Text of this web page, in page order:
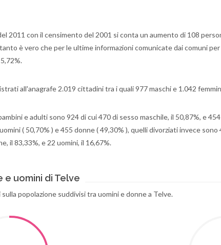
2011 con il censimento del 2001 si conta un aumento di 108
è vero che per le ultime informazioni comunicate dai comuni
all'anagrafe 2.019 cittadini tra i quali 977 maschi e 1.042
e adulti sono 924 di cui 470 di sesso maschile, il 50,87%, e
( 50,70% ) e 455 donne ( 49,30% ), quelli divorziati invece
il 83,33%, e 22 uomini, il 16,67%.
e uomini di Telve
popolazione suddivisi tra uomini e donne a Telve.